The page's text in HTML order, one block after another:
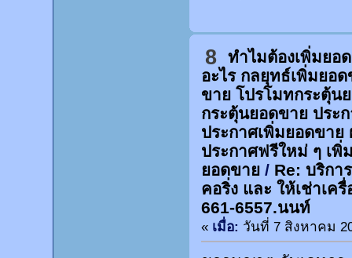
8
ทำไมต้องเพิ่มยอ
อะไร กลยุทธ์เพิ่มยอ
ขาย โปรโมทกระตุ้น
กระตุ้นยอดขาย ประ
ประกาศเพิ่มยอดขาย
ประกาศฟรีใหม่ ๆ เพิ่
ยอดขาย/ Re: บริกา
คอริ่ง และ ให้เช่าเค
661-6557.นนท์
« เมื่อ: วันที่ 7 สิงหาคม